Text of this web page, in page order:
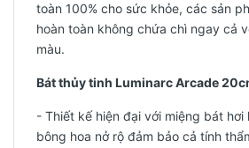
toàn 100% cho sức khỏe, các sản
hoàn toàn không chứa chì ngay cả
màu.
Bát thủy tinh Luminarc Arcade
- Thiết kế hiện đại với miệng bát hơi
bông hoa nở rộ đảm bảo cả tính